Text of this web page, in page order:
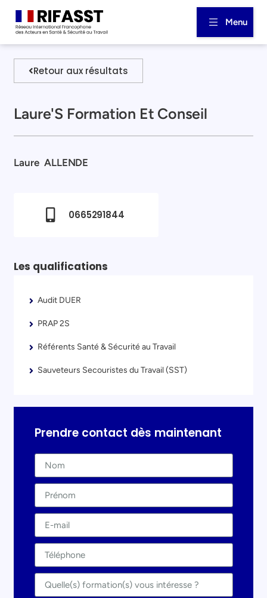
Menu
Retour aux résultats
Laure'S Formation Et Conseil
Laure ALLENDE
0665291844
Les qualifications
Audit DUER
PRAP 2S
Référents Santé & Sécurité au Travail
Sauveteurs Secouristes du Travail (SST)
Prendre contact dès maintenant